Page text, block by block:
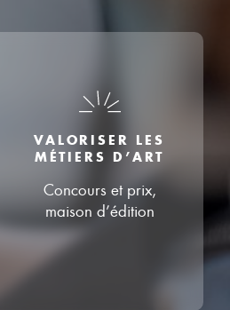
VALORISER LES
MÉTIERS D’ART
Concours et prix,
maison d’édition